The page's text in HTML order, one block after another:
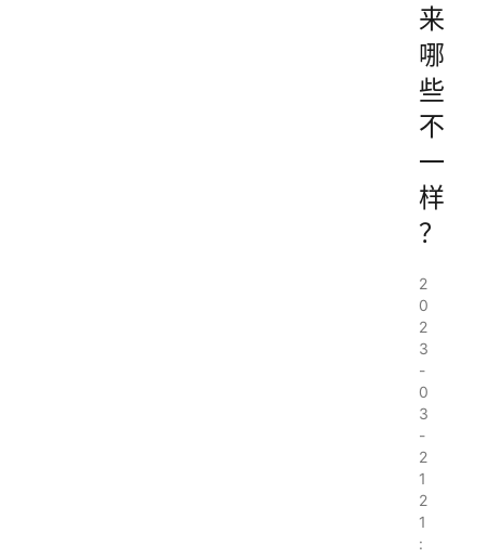
来
哪
些
不
一
样
？
2
0
2
3
-
0
3
-
2
1
2
1
: